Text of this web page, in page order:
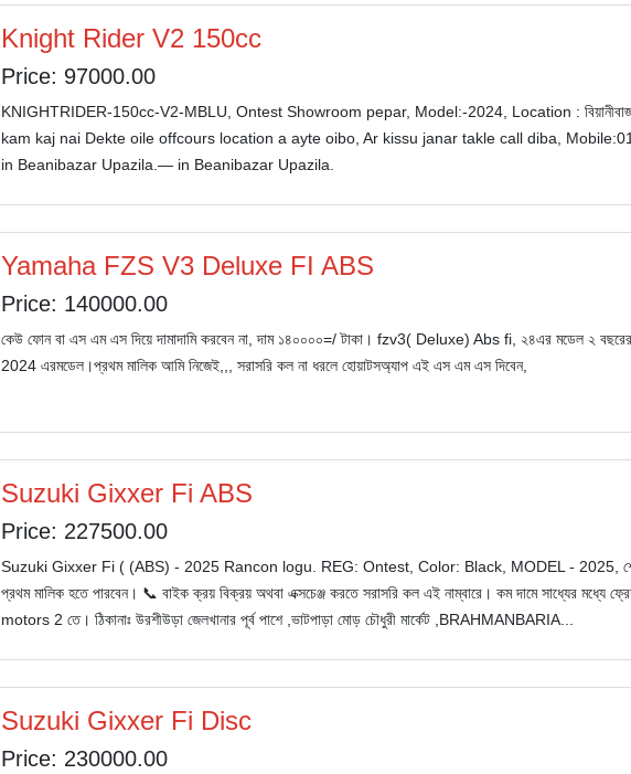
Knight Rider V2 150cc
Price: 97000.00
KNIGHTRIDER-150cc-V2-MBLU, Ontest Showroom pepar, Model:-2024, Location :
kam kaj nai Dekte oile offcours location a ayte oibo, Ar kissu janar takle call diba,
in Beanibazar Upazila.— in Beanibazar Upazila.
Yamaha FZS V3 Deluxe FI ABS
Price: 140000.00
কেউ ফোন বা এস এম এস দিয়ে দামাদামি করবেন না, দাম ১৪০০০০=/ টাকা। fzv3( Deluxe) Abs fi, ২৪এর মডেল ২ বছরের
2024 এরমডেল।প্রথম মালিক আমি নিজেই,,, সরাসরি কল না ধরলে হোয়াটসঅ্যাপ এই এস এম এস দিবেন,
Suzuki Gixxer Fi ABS
Price: 227500.00
Suzuki Gixxer Fi ( (ABS) - 2025 Rancon logu. REG: Ontest, Color: Black, MODEL - 2025, শো রোম
প্রথম মালিক হতে পারবেন। 📞 বাইক ক্রয় বিক্রয় অথবা এক্সচেঞ্জ করতে সরাসরি কল এই নাম্বারে। কম দামে সাধ্যের মধ্যে
motors 2 তে। ঠিকানাঃ উরশীউড়া জেলখানার পূর্ব পাশে ,ভাটপাড়া মোড় চৌধুরী মার্কেট ,BRAHMANBARIA...
Suzuki Gixxer Fi Disc
Price: 230000.00